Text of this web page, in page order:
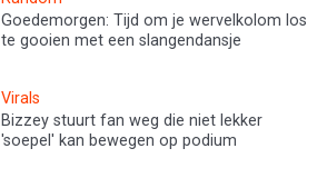
Goedemorgen: Tijd om je wervelkolom los
te gooien met een slangendansje
Virals
Bizzey stuurt fan weg die niet lekker
'soepel' kan bewegen op podium